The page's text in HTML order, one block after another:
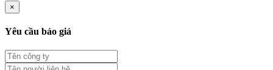
×
Yêu cầu báo giá